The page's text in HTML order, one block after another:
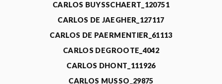
CARLOS BUYSSCHAERT_120751
CARLOS DE JAEGHER_127117
CARLOS DE PAERMENTIER_61113
CARLOS DEGROOTE_4042
CARLOS DHONT_111926
CARLOS MUSSO_29875